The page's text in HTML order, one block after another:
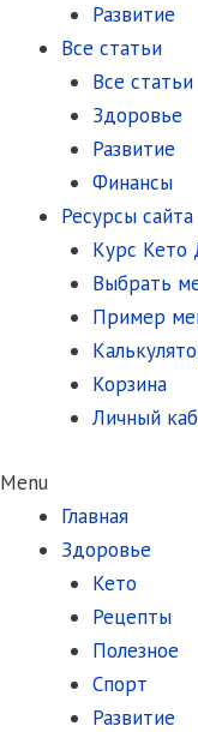
Развитие
Все статьи
Все статьи
Здоровье
Развитие
Финансы
Ресурсы сайта
Курс Кето
Выбрать
Пример
Корзина
Личный
Menu
Главная
Здоровье
Кето
Рецепты
Полезное
Спорт
Развитие